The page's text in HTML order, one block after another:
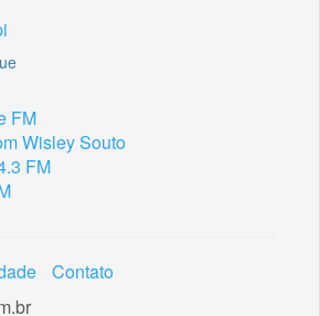
FM
Wisley Souto
FM
Contato